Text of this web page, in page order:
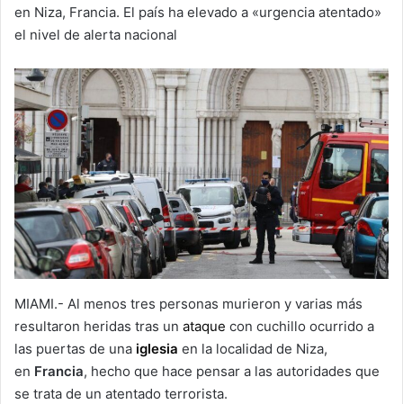
en Niza, Francia. El país ha elevado a «urgencia atentado»
el nivel de alerta nacional
MIAMI.- Al menos tres personas murieron y varias más
resultaron heridas tras un ataque con cuchillo ocurrido a
las puertas de una iglesia en la localidad de Niza,
en Francia, hecho que hace pensar a las autoridades que
se trata de un atentado terrorista.